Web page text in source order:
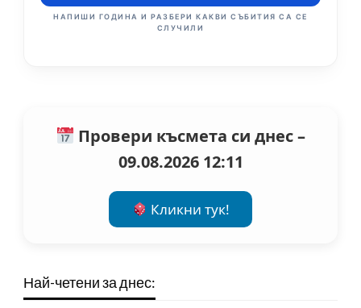
НАПИШИ ГОДИНА И РАЗБЕРИ КАКВИ СЪБИТИЯ СА СЕ
СЛУЧИЛИ
Провери късмета си днес –
09.08.2026 12:11
Кликни тук!
Най-четени за днес: